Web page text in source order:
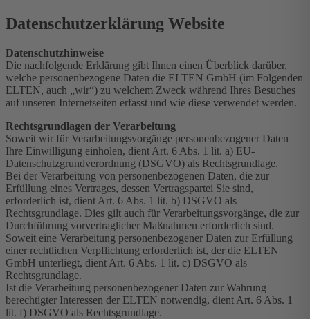
Datenschutz­­erklärung Website
Datenschutz­hinweise
Die nachfolgende Erklärung gibt Ihnen einen Überblick darüber,
welche personenbezogene Daten die ELTEN GmbH (im Folgenden
ELTEN, auch „wir“) zu welchem Zweck während Ihres Besuches
auf unseren Internetseiten erfasst und wie diese verwendet werden.
Rechtsgrundlagen der Verarbeitung
Soweit wir für Verarbeitungsvorgänge personenbezogener Daten
Ihre Einwilligung einholen, dient Art. 6 Abs. 1 lit. a) EU-
Datenschutzgrundverordnung (DSGVO) als Rechtsgrundlage.
Bei der Verarbeitung von personenbezogenen Daten, die zur
Erfüllung eines Vertrages, dessen Vertragspartei Sie sind,
erforderlich ist, dient Art. 6 Abs. 1 lit. b) DSGVO als
Rechtsgrundlage. Dies gilt auch für Verarbeitungsvorgänge, die zur
Durchführung vorvertraglicher Maßnahmen erforderlich sind.
Soweit eine Verarbeitung personenbezogener Daten zur Erfüllung
einer rechtlichen Verpflichtung erforderlich ist, der die ELTEN
GmbH unterliegt, dient Art. 6 Abs. 1 lit. c) DSGVO als
Rechtsgrundlage.
Ist die Verarbeitung personenbezogener Daten zur Wahrung
berechtigter Interessen der ELTEN notwendig, dient Art. 6 Abs. 1
lit. f) DSGVO als Rechtsgrundlage.